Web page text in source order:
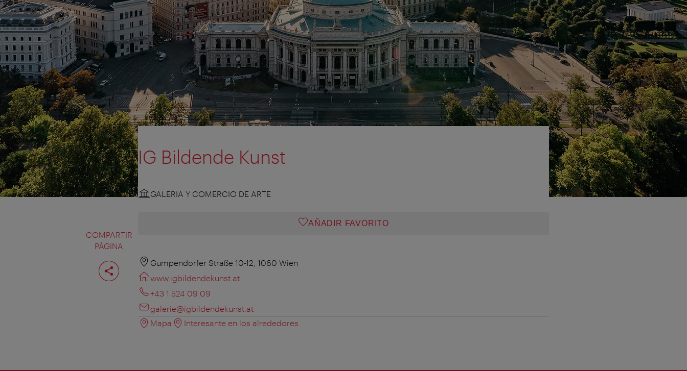
COMPARTIR
PÁGINA
Compartir
página
IG Bildende Kunst
GALERIA Y COMERCIO DE ARTE
AÑADIR FAVORITO
Gumpendorfer Straße 10-12, 1060 Wien
www.igbildendekunst.at
+43 1 524 09 09
galerie@igbildendekunst.at
Mapa
Interesante en los alrededores